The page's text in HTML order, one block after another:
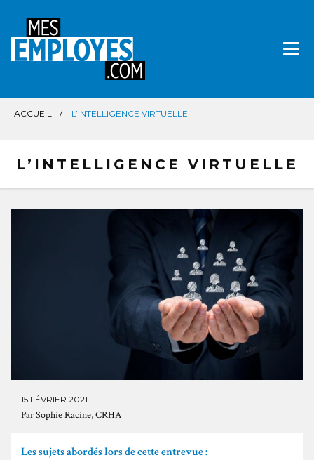
ACCUEIL L’INTELLIGENCE VIRTUELLE
L’INTELLIGENCE VIRTUELLE
15 FÉVRIER 2021
ParSophie Racine, CRHA
Les sujets abordés lors de cette entrevue :